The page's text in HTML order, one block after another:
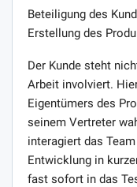
Beteiligung des
Erstellung des
Der Kunde steht
Arbeit involviert.
Eigentümers des
seinem Vertreter
interagiert das
Entwicklung in
fast sofort in das